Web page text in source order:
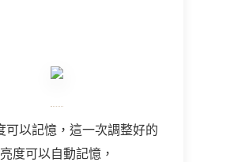
可以記憶，這一次調整好的
亮度可以自動記憶，